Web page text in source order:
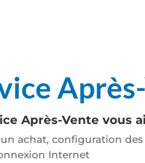
Après-Vente vous
achat, configuration
Internet